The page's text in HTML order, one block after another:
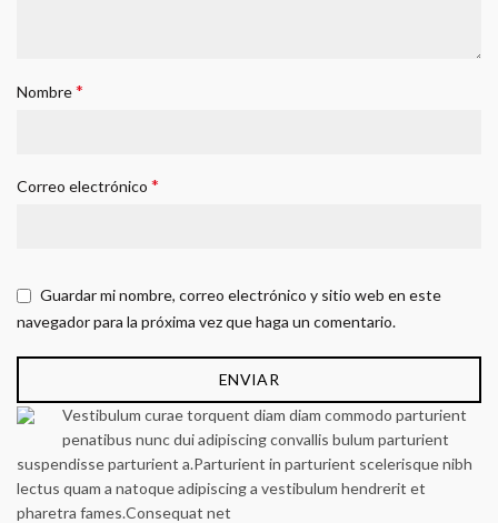
Nombre*
Correo electrónico *
Guardar mi nombre, correo electrónico y sitio web en este
navegador para la próxima vez que haga un comentario.
Vestibulum curae torquent diam diam commodo parturient
penatibus nunc dui adipiscing convallis bulum parturient
suspendisse parturient a.Parturient in parturient scelerisque nibh
lectus quam a natoque adipiscing a vestibulum hendrerit et
pharetra fames.Consequat net